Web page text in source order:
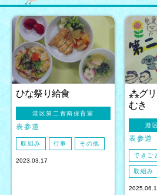
ひな祭り給食
港区第二青南保育室
表参道
取組み 行事 その他
2023.03.17
⁂グリ
むき
港
表参道
できご
取組み